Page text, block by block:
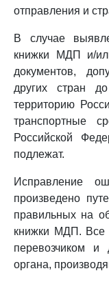
отправления и
В случае
книжки МДП и/
документов,
других стран
территорию
транспортные
Российской
подлежат.
Исправление
произведено
правильных на
книжки МДП. Все
перевозчиком и
органа,